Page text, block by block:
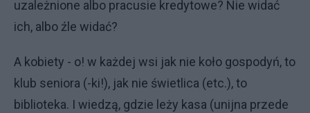
uzależnione albo pracusie kredytowe? Nie widać
ich, albo źle widać?
A kobiety - o! w każdej wsi jak nie koło gospodyń, to
klub seniora (-ki!), jak nie świetlica (etc.), to
biblioteka. I wiedzą, gdzie leży kasa (unijna przede